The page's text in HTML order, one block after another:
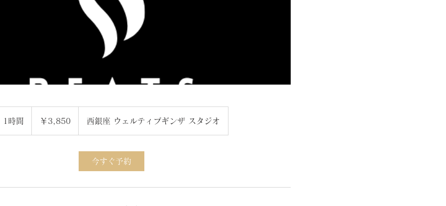
1時間 ￥3,850 西銀座 ウェルティブギンザ スタジオ
今すぐ予約